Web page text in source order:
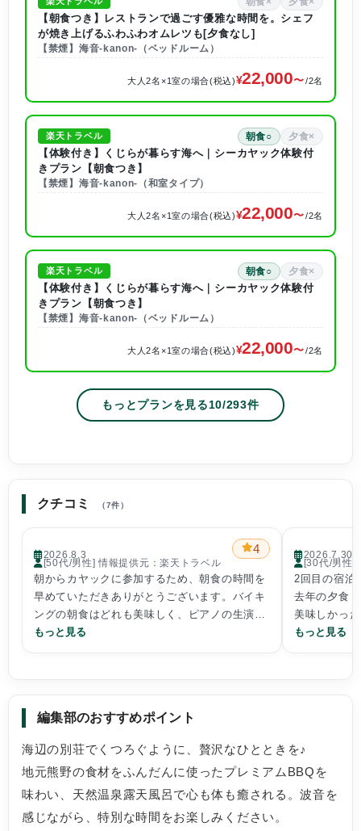
【朝食つき】レストランで過ごす優雅な時間を。シェフ
が焼き上げるふわふわオムレツも[夕食なし]
【禁煙】海音-kanon-（ベッドルーム）
大人2名×1室の場合(税込) 22,000 /2名
楽天トラベル 朝食○ 夕食×
【体験付き】くじらが暮らす海へ｜シーカヤック体験付
きプラン【朝食つき】
【禁煙】海音-kanon-（和室タイプ）
大人2名×1室の場合(税込) 22,000 /2名
楽天トラベル 朝食○ 夕食×
【体験付き】くじらが暮らす海へ｜シーカヤック体験付
きプラン【朝食つき】
【禁煙】海音-kanon-（ベッドルーム）
大人2名×1室の場合(税込) 22,000 /2名
もっとプランを見る10/293件
クチコミ （7件）
2026.8.3 4
[50代/男性] 情報提供元：楽天トラベル
朝からカヤックに参加するため、朝食の時間を
早めていただきありがとうございます。バイキ
ングの朝食はどれも美味しく、ピアノの生演奏
も心地よかったです。お陰様でいい1日のスタ
もっと見る
2026.7.30
[30代/男性]
2回目の宿泊
去年の夕食
美味しかっ
食を1番豪華
グレード上
た。
もっと見る
編集部のおすすめポイント
海辺の別荘でくつろぐように、贅沢なひとときを♪
地元熊野の食材をふんだんに使ったプレミアムBBQを
味わい、天然温泉露天風呂で心も体も癒される。波音を
感じながら、特別な時間をお楽しみください。